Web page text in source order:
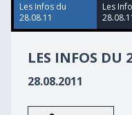
52
seconds
Les Infos du
28.08.11
Les
LES INFOS DU
28.08.2011